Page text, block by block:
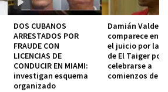
DOS CUBANOS
ARRESTADOS POR
FRAUDE CON
LICENCIAS DE
CONDUCIR EN MIAMI:
investigan esquema
organizado
Damián Valdez
comparece en
el juicio por la
de El Taiger
celebrarse a
comienzos de